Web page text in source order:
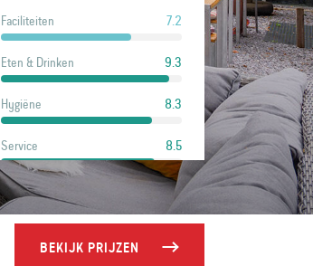
Faciliteiten 7.2
Eten & Drinken 9.3
Hygiëne 8.3
Service 8.5
Locatie 8.6
Prijs
8.9
BEKIJK PRIJZEN